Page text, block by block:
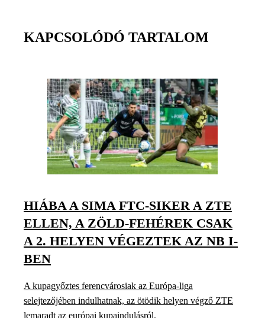
KAPCSOLÓDÓ TARTALOM
HIÁBA A SIMA FTC-SIKER A ZTE
ELLEN, A ZÖLD-FEHÉREK CSAK
A 2. HELYEN VÉGEZTEK AZ NB I-
BEN
A kupagyőztes ferencvárosiak az Európa-liga
selejtezőjében indulhatnak, az ötödik helyen végző ZTE
lemaradt az európai kupaindulásról.